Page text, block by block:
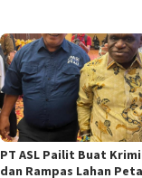
PT ASL Pailit Buat
dan Rampas Lahan